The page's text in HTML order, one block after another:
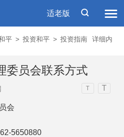
适老版
平 > 投资和平 > 投资指南
详细内
委员会联系方式
T T
会
5650880